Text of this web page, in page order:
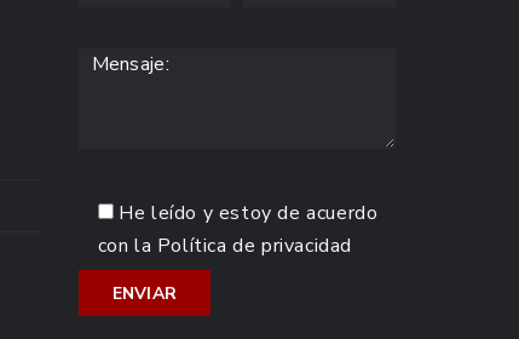
He leído y estoy de acuerdo
con la Política de privacidad